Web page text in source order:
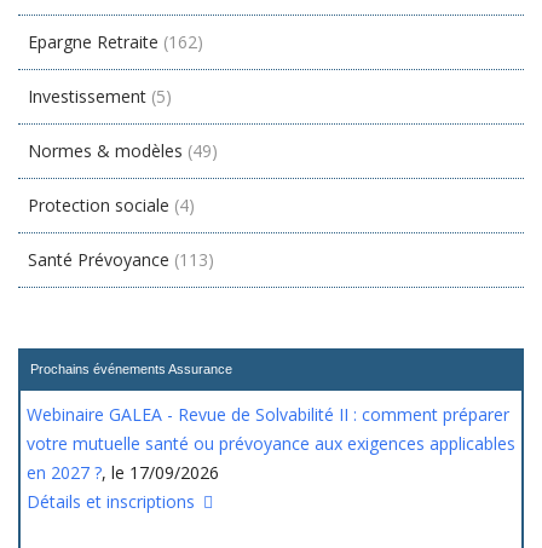
Epargne Retraite (162)
Investissement (5)
Normes & modèles (49)
Protection sociale (4)
Santé Prévoyance (113)
Prochains événements Assurance
Webinaire GALEA - Revue de Solvabilité II : comment préparer
votre mutuelle santé ou prévoyance aux exigences applicables
en 2027 ?, le 17/09/2026
Détails et inscriptions